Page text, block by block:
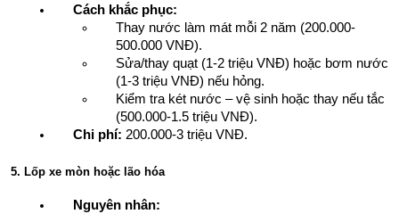
Cách khắc phục:
Thay nước làm mát mỗi 2 năm (200.000-
500.000 VNĐ).
Sửa/thay quạt (1-2 triệu VNĐ) hoặc bơm nước
(1-3 triệu VNĐ) nếu hỏng.
Kiểm tra két nước – vệ sinh hoặc thay nếu tắc
(500.000-1.5 triệu VNĐ).
Chi phí: 200.000-3 triệu VNĐ.
5. Lốp xe mòn hoặc lão hóa
Nguyên nhân: